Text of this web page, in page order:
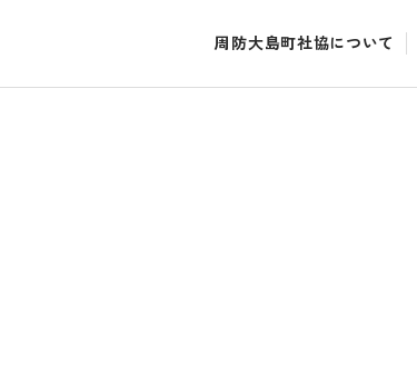
周防大島町社協について